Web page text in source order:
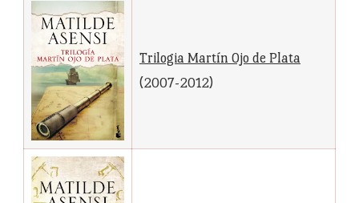
Trilogia Martín Ojo de Plata
(2007-2012)